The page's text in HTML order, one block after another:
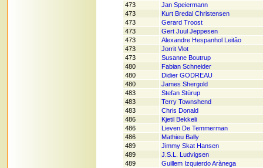
473
Jan Speiermann
473
Kurt Bredal Christensen
473
Gerard Troost
473
Gert Juul Jeppesen
473
Alexandre Hespanhol Leitão
473
Jorrit Vlot
473
Susanne Boutrup
480
Fabian Schneider
480
Didier GODREAU
480
James Shergold
483
Stefan Stürup
483
Terry Townshend
483
Chris Donald
486
Kjetil Bekkeli
486
Lieven De Temmerman
486
Mathieu Bally
489
Jimmy Skat Hansen
489
J.S.L. Ludvigsen
489
Guillem Izquierdo Arànega